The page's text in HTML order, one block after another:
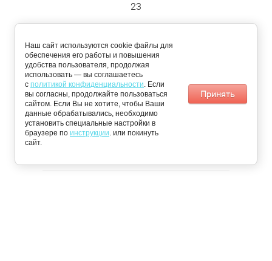
📩 Получить персональное предложение
23
По Кисловодску:
понедельник,
среда, четверг
Железноводск,
Ессентуки и
Минеральные
воды: вторник и
пятница
Наш сайт используются cookie файлы для
обеспечения его работы и повышения
удобства пользователя, продолжая
использовать — вы соглашаетесь
с политикой конфиденциальности. Если
вы согласны, продолжайте пользоваться
сайтом. Если Вы не хотите, чтобы Ваши
данные обрабатывались, необходимо
установить специальные настройки в
браузере по инструкции. или покинуть
сайт.
Принять